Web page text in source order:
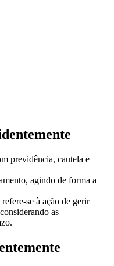
previdência, cautela e
agindo de forma a
se à ação de gerir
as